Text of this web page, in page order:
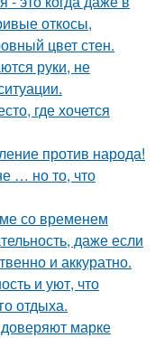
откосы,
цвет стен.
руки, не
где хочется
против народа!
… но то, что
со временем
даже если
и аккуратно.
и уют, что
отдыха.
марке